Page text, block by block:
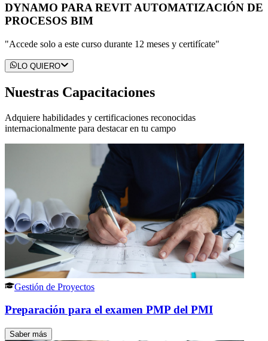
DYNAMO PARA REVIT AUTOMATIZACIÓN DE
PROCESOS BIM
"Accede solo a este curso durante 12 meses y certifícate"
LO QUIERO
Nuestras Capacitaciones
Adquiere habilidades y certificaciones reconocidas
internacionalmente para destacar en tu campo
Gestión de Proyectos
Preparación para el examen PMP del PMI
Saber más